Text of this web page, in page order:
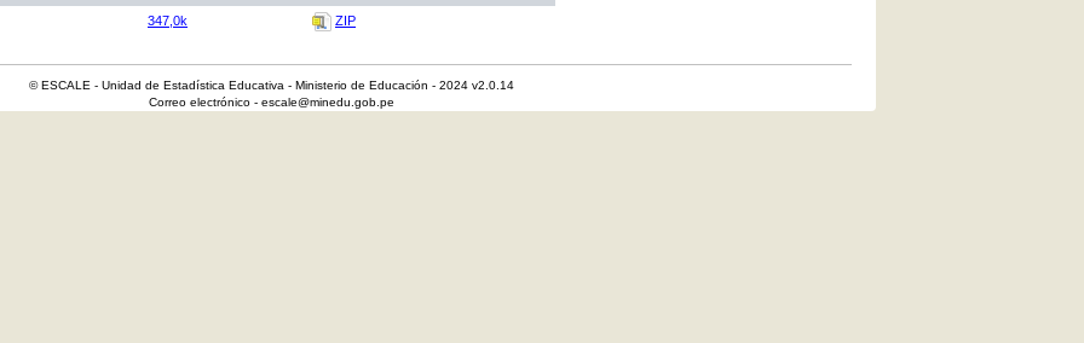
347,0k ZIP
© ESCALE - Unidad de Estadística Educativa - Ministerio de Educación - 2024 v2.0.14
Correo electrónico - escale@minedu.gob.pe